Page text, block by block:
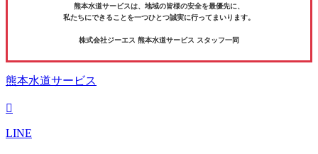
熊本水道サービスは、地域の皆様の安全を最優先に、
私たちにできることを一つひとつ誠実に行ってまいります。
株式会社ジーエス 熊本水道サービス スタッフ一同
熊本水道サービス
LINE